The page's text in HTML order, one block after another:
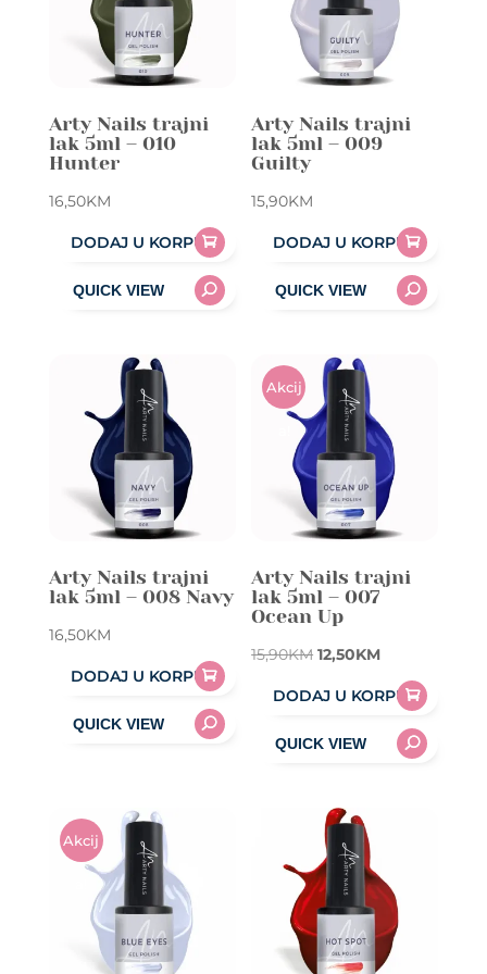
Arty Nails trajni
lak 5ml – 010
Hunter
16,50KM
DODAJ U KORPU
Arty Nails trajni
lak 5ml – 009
Guilty
15,90KM
DODAJ U KORPU
Arty Nails trajni
lak 5ml – 008 Navy
16,50KM
DODAJ U KORPU
Akcij
Arty Nails trajni
lak 5ml – 007
Ocean Up
15,90KM Original
15,90KM.
12,50KMCurrent
price
12,50KM.
DODAJ U KORPU
Akcij